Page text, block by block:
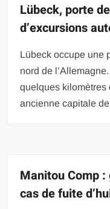
Lübeck, porte
d’excursions
Lübeck occupe une
nord de
quelques kilomètres
ancienne capitale
Manitou Comp :
cas de fuite